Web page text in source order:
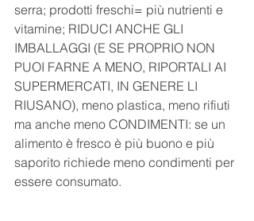
serra; prodotti freschi= più nutrienti e
vitamine; RIDUCI ANCHE GLI
IMBALLAGGI (E SE PROPRIO NON
PUOI FARNE A MENO, RIPORTALI AI
SUPERMERCATI, IN GENERE LI
RIUSANO), meno plastica, meno rifiuti
ma anche meno CONDIMENTI: se un
alimento è fresco è più buono e più
saporito richiede meno condimenti per
essere consumato.